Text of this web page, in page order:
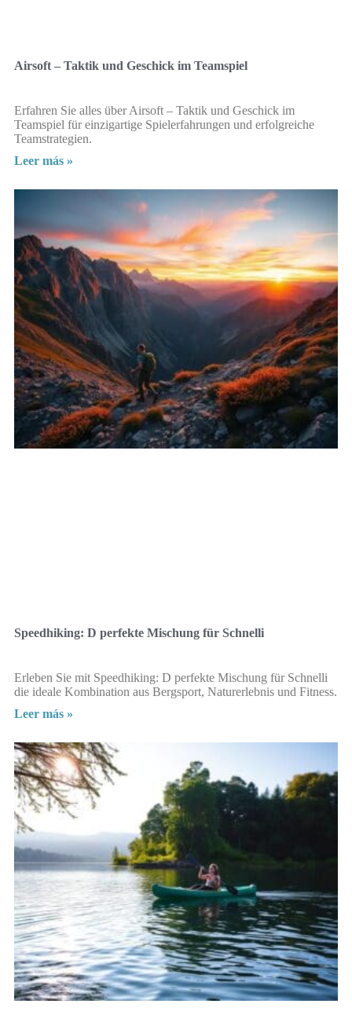
Airsoft – Taktik und Geschick im Teamspiel
Erfahren Sie alles über Airsoft – Taktik und Geschick im
Teamspiel für einzigartige Spielerfahrungen und erfolgreiche
Teamstrategien.
Leer más »
Speedhiking: D perfekte Mischung für Schnelli
Erleben Sie mit Speedhiking: D perfekte Mischung für Schnelli
die ideale Kombination aus Bergsport, Naturerlebnis und Fitness.
Leer más »